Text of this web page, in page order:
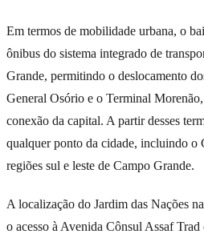
Em termos de mobilidade urbana, o
ônibus do sistema integrado de
Grande, permitindo o deslocamento
General Osório e o Terminal
conexão da capital. A partir desses
qualquer ponto da cidade, incluindo o
regiões sul e leste de Campo Grande.
A localização do Jardim das Nações
o acesso à Avenida Cônsul Assaf